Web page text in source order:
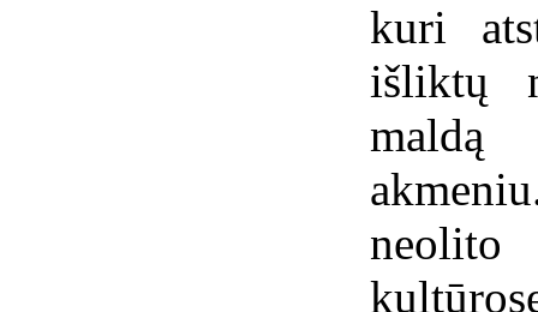
kuri
išliktų